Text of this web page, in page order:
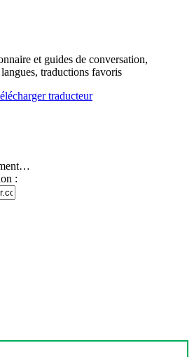
et guides de conversation,
traductions favoris
: